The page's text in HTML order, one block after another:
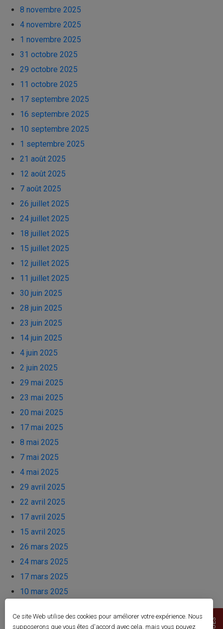
8 novembre 2025
4 novembre 2025
1 novembre 2025
31 octobre 2025
29 octobre 2025
11 octobre 2025
17 septembre 2025
16 septembre 2025
10 septembre 2025
1 septembre 2025
21 août 2025
12 août 2025
7 août 2025
26 juillet 2025
24 juillet 2025
18 juillet 2025
15 juillet 2025
12 juillet 2025
11 juillet 2025
30 juin 2025
28 juin 2025
23 juin 2025
14 juin 2025
4 juin 2025
2 juin 2025
29 mai 2025
23 mai 2025
20 mai 2025
17 mai 2025
8 mai 2025
7 mai 2025
4 mai 2025
29 avril 2025
22 avril 2025
17 avril 2025
15 avril 2025
26 mars 2025
24 mars 2025
17 mars 2025
10 mars 2025
6 mars 2025
Ce site Web utilise des cookies pour améliorer votre expérience. Nous
supposerons que vous êtes d'accord avec cela, mais vous pouvez